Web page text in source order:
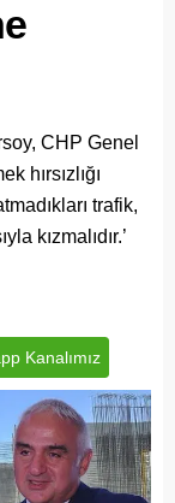
CHP Genel
hırsızlığı
trafik,
kızmalıdır.’
Kanalımız